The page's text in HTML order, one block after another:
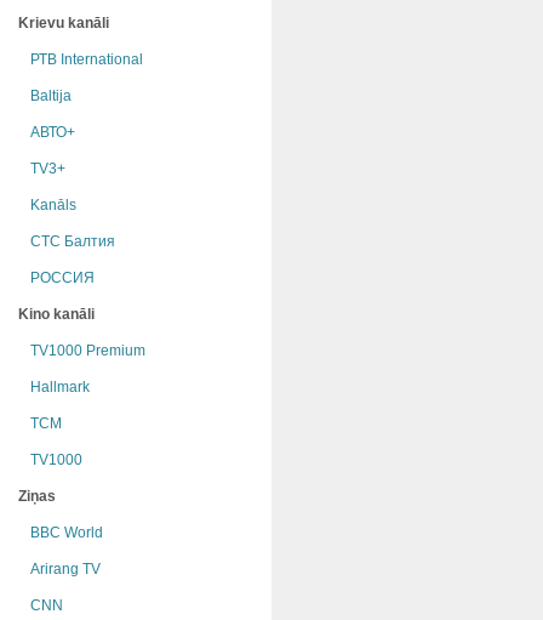
Krievu kanāli
РТB International
Baltija
АВТО+
TV3+
Kanāls
СТС Балтия
РОССИЯ
Kino kanāli
TV1000 Premium
Hallmark
TCM
TV1000
Ziņas
BBC World
Arirang TV
CNN